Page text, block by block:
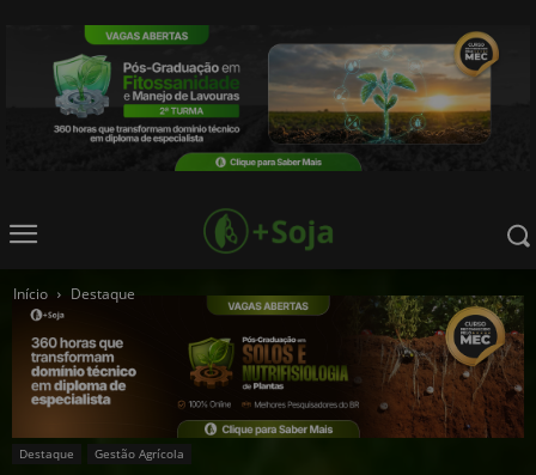
Início Destaque
Destaque Gestão Agrícola